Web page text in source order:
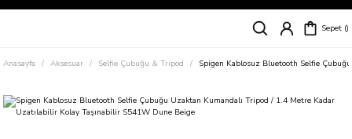
Siparişleriniz
Süper İndirimli Fiyatlar
Sepet
Anasayfa Aksesuar Selfie Çubuğu & Tripod Spigen Kablosuz Bluetooth Selfie